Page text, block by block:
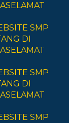
SELAMAT
SMP
DI
SELAMAT
SMP
DI
SELAMAT
SMP